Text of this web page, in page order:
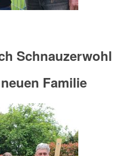
Schnauzerwohl
Familie